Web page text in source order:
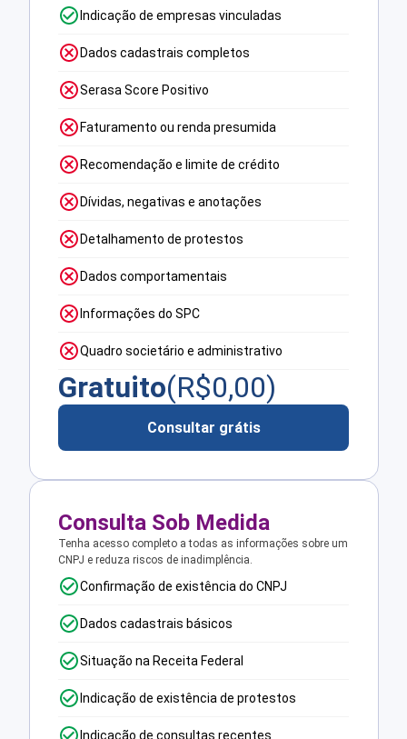
Indicação de empresas vinculadas
Dados cadastrais completos
Serasa Score Positivo
Faturamento ou renda presumida
Recomendação e limite de crédito
Dívidas, negativas e anotações
Detalhamento de protestos
Dados comportamentais
Informações do SPC
Quadro societário e administrativo
Gratuito(R$0,00)
Consultar grátis
Consulta Sob Medida
Tenha acesso completo a todas as informações sobre um
CNPJ e reduza riscos de inadimplência.
Confirmação de existência do CNPJ
Dados cadastrais básicos
Situação na Receita Federal
Indicação de existência de protestos
Indicação de consultas recentes